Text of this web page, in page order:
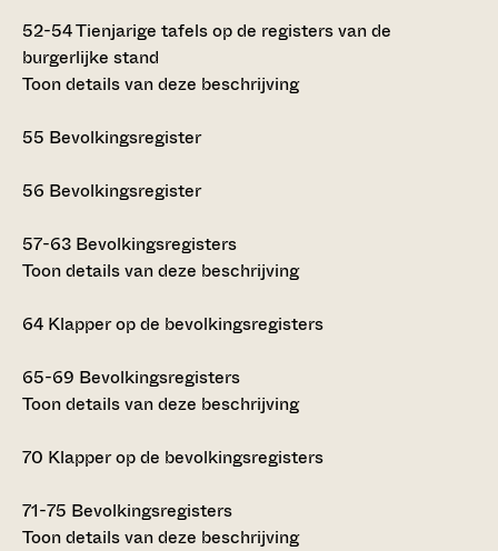
52-54Tienjarige tafels op de registers van de
burgerlijke stand
Toon details van deze beschrijving
55 Bevolkingsregister
56 Bevolkingsregister
57-63 Bevolkingsregisters
Toon details van deze beschrijving
64 Klapper op de bevolkingsregisters
65-69 Bevolkingsregisters
Toon details van deze beschrijving
70 Klapper op de bevolkingsregisters
71-75 Bevolkingsregisters
Toon details van deze beschrijving